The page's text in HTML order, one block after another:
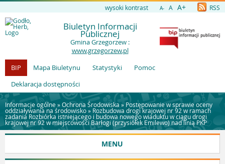
wysoki kontrast A- A A+ RSS
Biuletyn Informacji
Publicznej
Gmina Grzegorzew :
www.grzegorzew.pl
BIP
Mapa Biuletynu Statystyki
Pomoc
Deklaracja dostępności
Informacje ogólne »Ochrona Środowiska» Postępowanie w sprawie oceny
oddziaływania na środowisko» Rozbudowa drogi krajowej nr 92 w ramach
zadania Rozbiórka istniejącego i budowa nowego wiaduktu w ciągu drogi
krajowej nr 92 w miejscowości Barłogi (przysiółek Emilewo) nad linią PKP
MENU